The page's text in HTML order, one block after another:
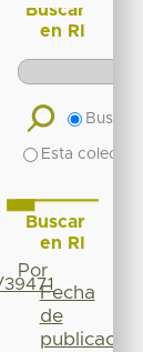
Buscar
en RI
Buscar
Esta
Buscar
en RI
Por
Fecha
de
publicación